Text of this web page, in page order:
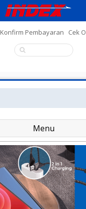
Konfirm Pembayaran Cek
Menu